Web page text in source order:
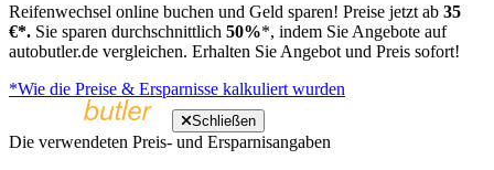
Reifenwechsel online buchen und Geld sparen! Preise jetzt ab 35
€*. Sie sparen durchschnittlich 50%*, indem Sie Angebote auf
autobutler.de vergleichen. Erhalten Sie Angebot und Preis sofort!
*Wie die Preise & Ersparnisse kalkuliert wurden
Schließen
Die verwendeten Preis- und Ersparnisangaben